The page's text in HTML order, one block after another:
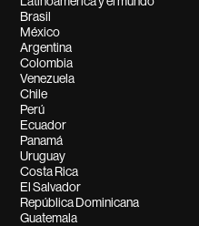
Brasil
México
Argentina
Colombia
Venezuela
Chile
Perú
Ecuador
Panamá
Uruguay
Costa Rica
El Salvador
República Dominicana
Guatemala